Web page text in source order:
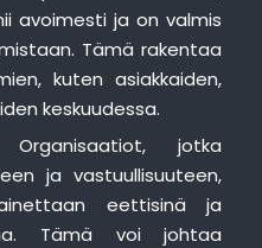
avoimesti ja on valmis
Tämä rakentaa
kuten asiakkaiden,
keskuudessa.
jotka
ja vastuullisuuteen,
eettisinä ja
Tämä voi johtaa